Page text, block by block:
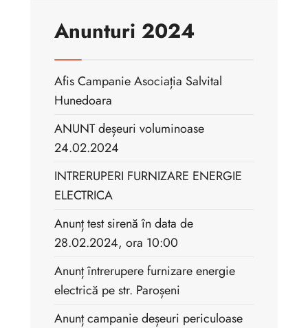
Anunturi 2024
Afis Campanie Asociația Salvital
Hunedoara
ANUNT deșeuri voluminoase
24.02.2024
INTRERUPERI FURNIZARE ENERGIE
ELECTRICA
Anunț test sirenă în data de
28.02.2024, ora 10:00
Anunț întrerupere furnizare energie
electrică pe str. Paroșeni
Anunț campanie deșeuri periculoase